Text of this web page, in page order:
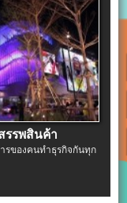
รรพสินค้า
รของคนทำธุรกิจกันทุก